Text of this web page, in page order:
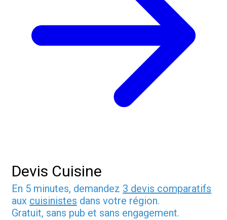
Devis Cuisine
En 5 minutes, demandez 3 devis comparatifs
aux cuisinistes dans votre région.
Gratuit, sans pub et sans engagement.